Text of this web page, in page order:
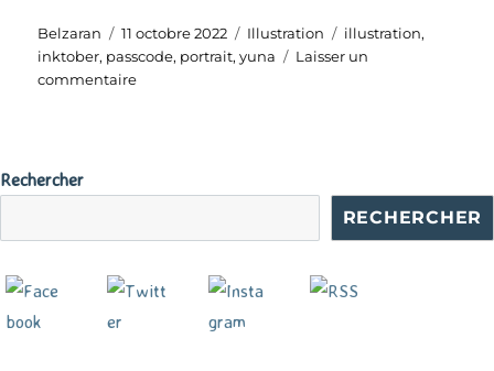
Auteur
Belzaran
Publié
le
11 octobre 2022 Catégories
Illustration Étiquettes
illustration,
inktober, passcode, portrait,yuna
Laisser un
commentairesur
Rechercher
RECHERCHER